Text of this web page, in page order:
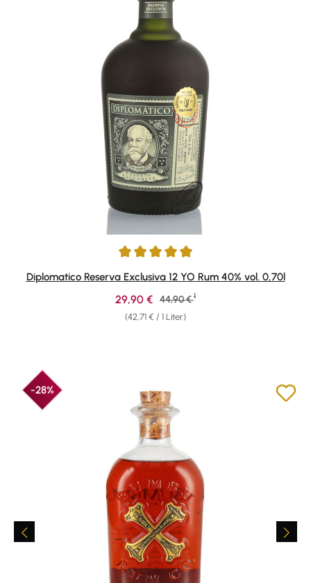
Durchschnittliche Bewertung von 4.9 von 5 Sternen
Diplomatico Reserva Exclusiva 12 YO Rum 40% vol. 0,70l
(42,71 € / 1 Liter)
Verkaufspreis:
29,90 € Regulärer Preis:
44,90 € 1
-28%